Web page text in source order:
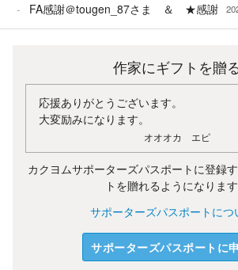
FA感謝＠tougen_87さま ＆ ★感謝
作家にギフトを贈
応援ありがとうございます。
大変励みになります。
オオオカ エピ
カクヨムサポーターズパスポートに登録
トを贈れるようになります
サポーターズパスポートにつ
サポーターズパスポートに